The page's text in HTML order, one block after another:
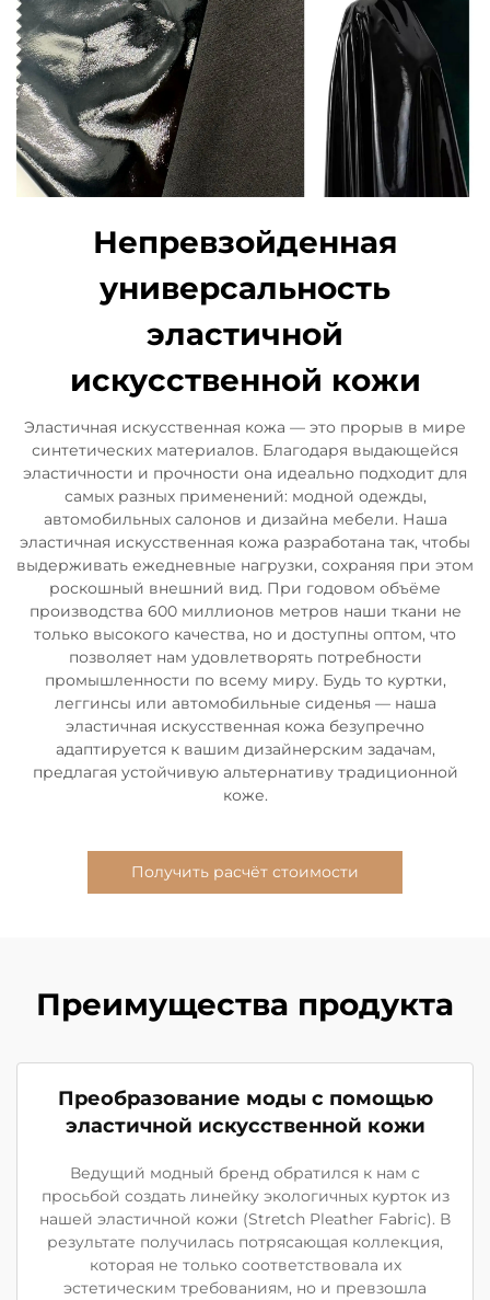
Непревзойденная
универсальность
эластичной
искусственной кожи
Эластичная искусственная кожа — это прорыв в мире
синтетических материалов. Благодаря выдающейся
эластичности и прочности она идеально подходит для
самых разных применений: модной одежды,
автомобильных салонов и дизайна мебели. Наша
эластичная искусственная кожа разработана так, чтобы
выдерживать ежедневные нагрузки, сохраняя при этом
роскошный внешний вид. При годовом объёме
производства 600 миллионов метров наши ткани не
только высокого качества, но и доступны оптом, что
позволяет нам удовлетворять потребности
промышленности по всему миру. Будь то куртки,
леггинсы или автомобильные сиденья — наша
эластичная искусственная кожа безупречно
адаптируется к вашим дизайнерским задачам,
предлагая устойчивую альтернативу традиционной
коже.
Получить расчёт стоимости
Преимущества продукта
Преобразование моды с помощью
эластичной искусственной кожи
Ведущий модный бренд обратился к нам с
просьбой создать линейку экологичных курток из
нашей эластичной кожи (Stretch Pleather Fabric). В
результате получилась потрясающая коллекция,
которая не только соответствовала их
эстетическим требованиям, но и превзошла